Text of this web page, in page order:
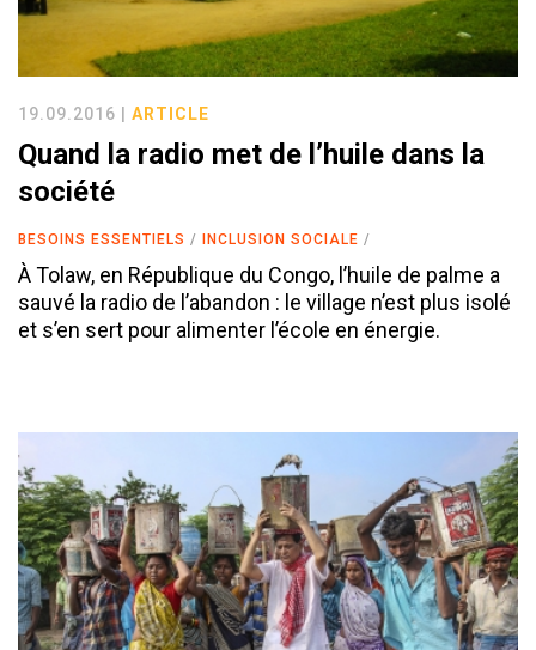
19.09.2016 | ARTICLE
Quand la radio met de l’huile dans la
société
BESOINS ESSENTIELS INCLUSION SOCIALE
À Tolaw, en République du Congo, l’huile de palme a
sauvé la radio de l’abandon : le village n’est plus isolé
et s’en sert pour alimenter l’école en énergie.